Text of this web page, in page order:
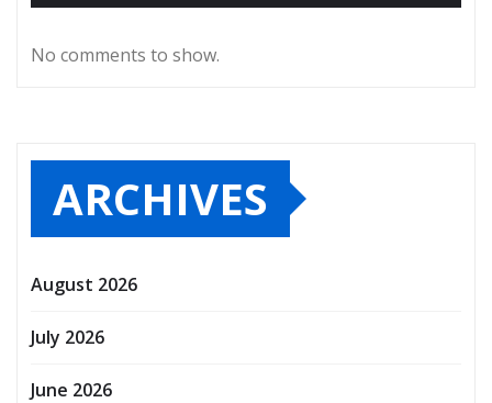
No comments to show.
ARCHIVES
August 2026
July 2026
June 2026